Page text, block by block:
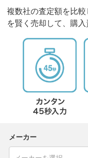
複数社の査定額を比
を賢く売却して、購
メーカー